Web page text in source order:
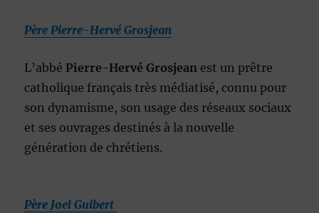
Père Pierre-Hervé Grosjean
L’abbé Pierre-Hervé Grosjean est un prêtre
catholique français très médiatisé, connu pour
son dynamisme, son usage des réseaux sociaux
et ses ouvrages destinés à la nouvelle
génération de chrétiens.
Père Joel Guibert